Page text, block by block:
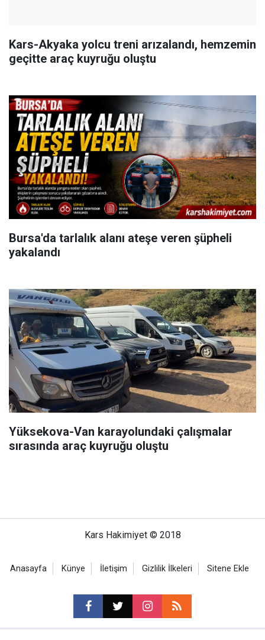
Kars-Akyaka yolcu treni arızalandı, hemzemin
geçitte araç kuyruğu oluştu
Bursa'da tarlalık alanı ateşe veren şüpheli
yakalandı
Yüksekova-Van karayolundaki çalışmalar
sırasında araç kuyruğu oluştu
Kars Hakimiyet © 2018
Anasayfa Künye İletişim Gizlilik İlkeleri Sitene Ekle